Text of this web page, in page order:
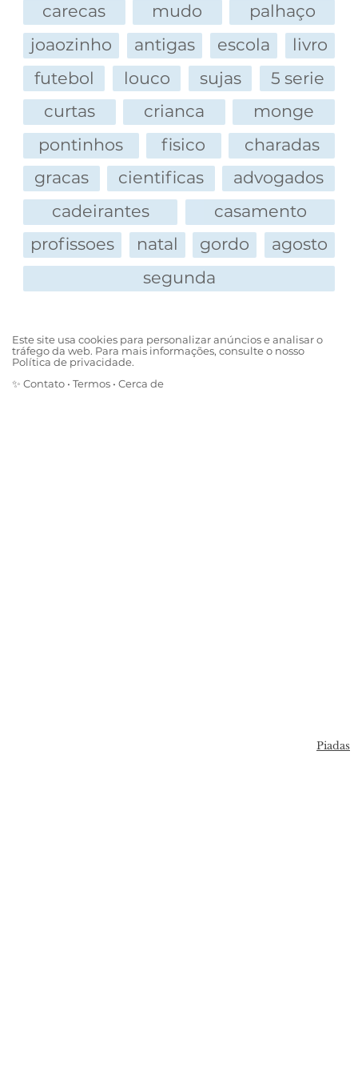
carecas
mudo
palhaço
joaozinho
antigas escola
livro
futebol
louco sujas
5 serie
curtas
crianca
monge
pontinhos
fisico
charadas
gracas
cientificas
advogados
cadeirantes
casamento
profissoes
natal gordo
agosto
segunda
Piadas
Este site usa cookies para personalizar anúncios e analisar o
tráfego da web. Para mais informações, consulte o nosso
Política de privacidade.
✨ Contato • Termos • Cerca de